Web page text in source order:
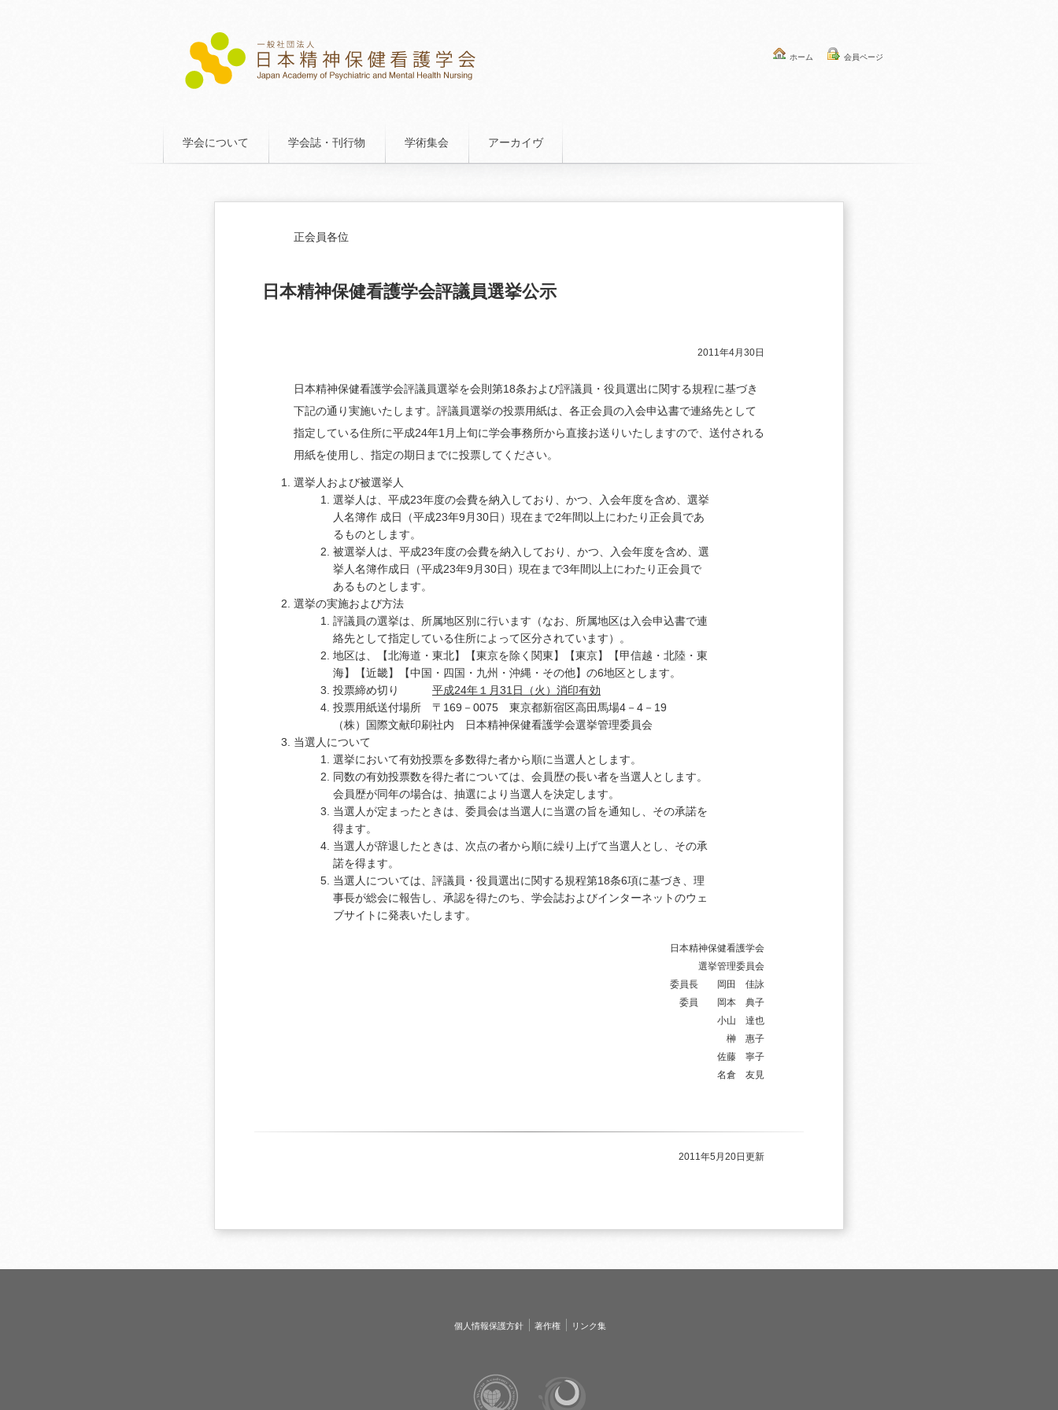
ホーム 会員ページ
学会について 学会誌・刊行物 学術集会 アーカイヴ
正会員各位
日本精神保健看護学会評議員選挙公示
2011年4月30日
日本精神保健看護学会評議員選挙を会則第18条および評議員・役員選出に関する規程に基づき
下記の通り実施いたします。評議員選挙の投票用紙は、各正会員の入会申込書で連絡先として
指定している住所に平成24年1月上旬に学会事務所から直接お送りいたしますので、送付される
用紙を使用し、指定の期日までに投票してください。
選挙人および被選挙人
選挙人は、平成23年度の会費を納入しており、かつ、入会年度を含め、選挙
人名簿作 成日（平成23年9月30日）現在まで2年間以上にわたり正会員であ
るものとします。
被選挙人は、平成23年度の会費を納入しており、かつ、入会年度を含め、選
挙人名簿作成日（平成23年9月30日）現在まで3年間以上にわたり正会員で
あるものとします。
選挙の実施および方法
評議員の選挙は、所属地区別に行います（なお、所属地区は入会申込書で連
絡先として指定している住所によって区分されています）。
地区は、【北海道・東北】【東京を除く関東】【東京】【甲信越・北陸・東
海】【近畿】【中国・四国・九州・沖縄・その他】の6地区とします。
投票締め切り 平成24年１月31日（火）消印有効
投票用紙送付場所 〒169－0075 東京都新宿区高田馬場4－4－19
（株）国際文献印刷社内 日本精神保健看護学会選挙管理委員会
当選人について
選挙において有効投票を多数得た者から順に当選人とします。
同数の有効投票数を得た者については、会員歴の長い者を当選人とします。
会員歴が同年の場合は、抽選により当選人を決定します。
当選人が定まったときは、委員会は当選人に当選の旨を通知し、その承諾を
得ます。
当選人が辞退したときは、次点の者から順に繰り上げて当選人とし、その承
諾を得ます。
当選人については、評議員・役員選出に関する規程第18条6項に基づき、理
事長が総会に報告し、承認を得たのち、学会誌およびインターネットのウェ
ブサイトに発表いたします。
日本精神保健看護学会
選挙管理委員会
委員長 岡田 佳詠
委員 岡本 典子
小山 達也
榊 惠子
佐藤 寧子
名倉 友見
2011年5月20日更新
個人情報保護方針 著作権 リンク集